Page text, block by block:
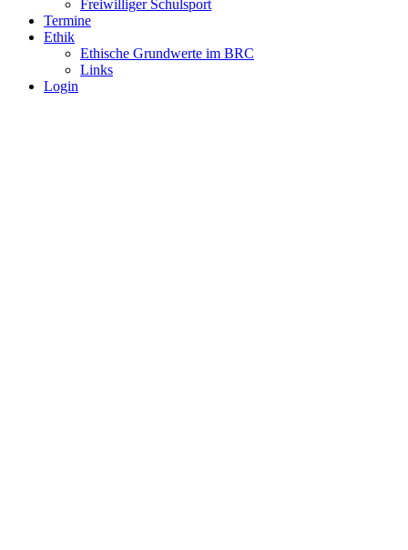
Freiwilliger Schulsport
Termine
Ethik
Ethische Grundwerte im BRC
Links
Login